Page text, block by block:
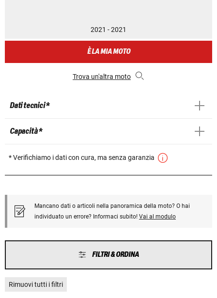
2021 - 2021
È LA MIA MOTO
Trova un'altra moto
Dati tecnici *
Capacità *
* Verifichiamo i dati con cura, ma senza garanzia
Mancano dati o articoli nella panoramica della moto? O hai
individuato un errore? Informaci subito! Vai al modulo
FILTRI & ORDINA
Rimuovi tutti i filtri